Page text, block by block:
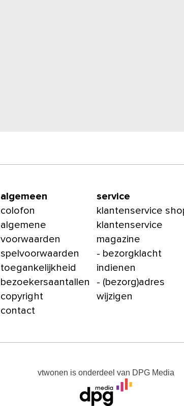
algemeen
colofon
algemene
voorwaarden
spelvoorwaarden
toegankelijkheid
bezoekersaantallen
copyright
contact
service
klantenservice
klantenservice
magazine
- bezorgklacht
indienen
- (bezorg)adres
wijzigen
vtwonen is onderdeel van DPG Media